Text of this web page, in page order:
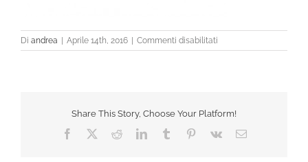
Di andrea Aprile 14th, 2016 Commenti disabilitati
1.62_4
Share This Story, Choose Your Platform!
Facebook RedditLinkedInTumblr Pinterest
Vk Email